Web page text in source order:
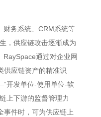
财务系统、CRM系统等
，供应链攻击逐渐成为
RaySpace通过对企业网
供应链资产的精准识
开发单位-使用单位-软
上下游的监督管理力
事件时，可为供应链上